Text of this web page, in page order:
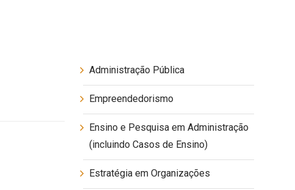
Administração Pública
Empreendedorismo
Ensino e Pesquisa em Administração
(incluindo Casos de Ensino)
Estratégia em Organizações